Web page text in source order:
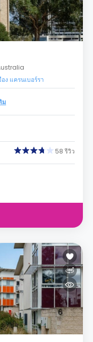
ง แครนเบอร์รา
ม
58 รีวิว